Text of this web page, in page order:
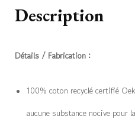
Description
Détails / Fabrication :
100% coton recyclé certifié
aucune substance nocive pour